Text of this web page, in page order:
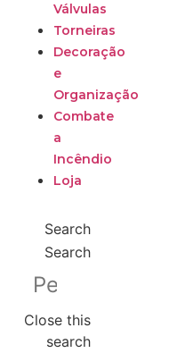
Válvulas
Torneiras
Decoração
e
Organização
Combate
a
Incêndio
Loja
Search
Search
Close this
search